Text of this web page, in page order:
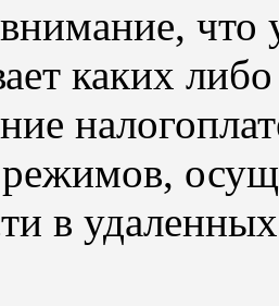
что
каких
в